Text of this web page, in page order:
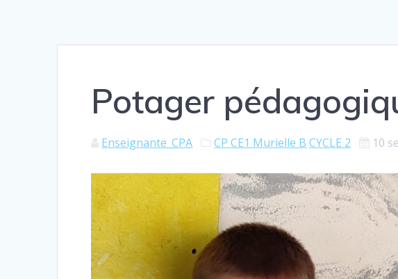
Potager
Enseignante_CPA CP CE1 Murielle B CYCLE 2 10